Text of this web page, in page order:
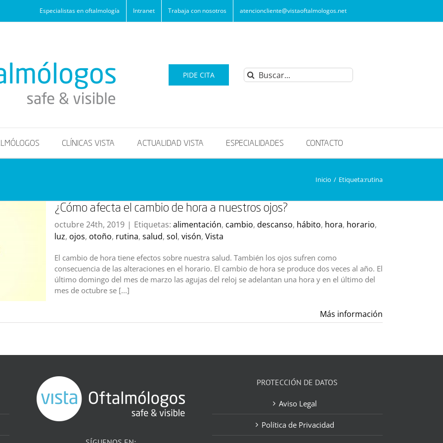
Especialistas en oftalmología Intranet Trabaja con nosotros atencioncliente@vistaoftalmologos.net
PIDE CITA Buscar:
CLÍNICAS VISTA ACTUALIDAD VISTA ESPECIALIDADES CONTACTO
Inicio / Etiqueta:rutina
¿Cómo afecta el cambio de hora a nuestros ojos?
octubre 24th, 2019 | Etiquetas: alimentación, cambio, descanso, hábito, hora, horario,
luz, ojos, otoño, rutina, salud, sol, visón, Vista
El cambio de hora tiene efectos sobre nuestra salud. También los ojos sufren como
consecuencia de las alteraciones en el horario. El cambio de hora se produce dos veces al año. El
último domingo del mes de marzo las agujas del reloj se adelantan una hora y en el último del
mes de octubre se [...]
Más información
PROTECCIÓN DE DATOS
Aviso Legal
Política de Privacidad